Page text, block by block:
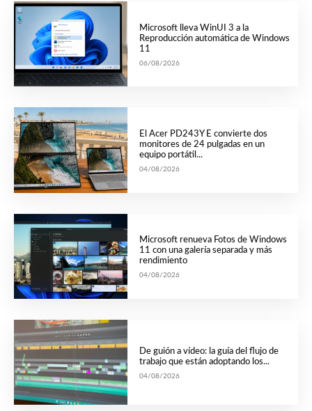
Microsoft lleva WinUI 3 a la
Reproducción automática de Windows
11
06/08/2026
El Acer PD243Y E convierte dos
monitores de 24 pulgadas en un
equipo portátil...
04/08/2026
Microsoft renueva Fotos de Windows
11 con una galería separada y más
rendimiento
04/08/2026
De guión a vídeo: la guía del flujo de
trabajo que están adoptando los...
04/08/2026